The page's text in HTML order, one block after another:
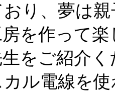
おり、夢は
を作って
をご紹介
カル電線を